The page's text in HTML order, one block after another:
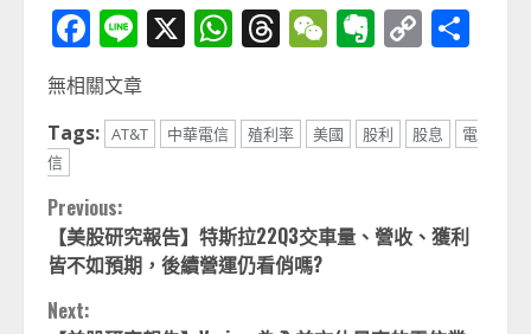
Facebook
Line
X WhatsApp
Threads
WeChat
Evernote
Copy
無相關文章
Tags: AT&T 中華電信 殖利率 美國 股利 股息
電
信
Continue
Reading
Previous:
【美股研究報告】特斯拉22Q3交車量、營收、獲利
皆不如預期，後續營運仍看俏嗎?
Next: